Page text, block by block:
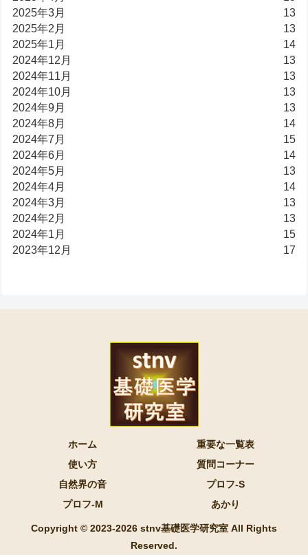
2025年3月
13
2025年2月
13
2025年1月
14
2024年12月
13
2024年11月
13
2024年10月
13
2024年9月
13
2024年8月
14
2024年7月
15
2024年6月
14
2024年5月
13
2024年4月
14
2024年3月
13
2024年2月
13
2024年1月
15
2023年12月
17
ホーム
重要な一覧表
使い方
質問コーナー
自然界の音
プロフ-S
プロフ-M
あかり
Copyright © 2023-2026 stnv基礎医学研究室 All Rights
Reserved.